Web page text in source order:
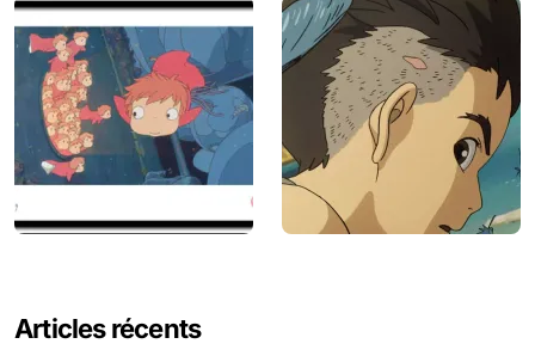
Articles récents